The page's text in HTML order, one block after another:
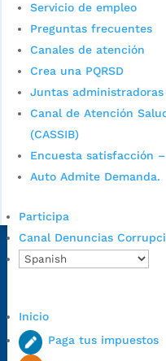
Servicio de empleo
Preguntas frecuentes
Canales de atención
Crea una PQRSD
Juntas
Canal de Atención
(CASSIB)
Encuesta satisfacción
Auto Admite Demanda.
Participa
Canal Denuncias
Inicio
Paga tus impuestos
Alcaldía de
Sede principal
Dirección Fase I:
Calle 35 #
Colombia
Código Postal:680006.